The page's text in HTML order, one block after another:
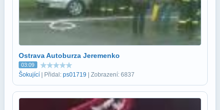
Ostrava Autoburza Jeremenko
03:09
Šokující | Přidal: ps01719 | Zobrazení: 6837